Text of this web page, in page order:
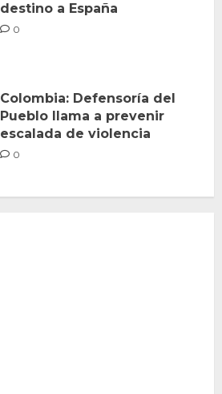
destino a España
0
Colombia: Defensoría del
Pueblo llama a prevenir
escalada de violencia
0